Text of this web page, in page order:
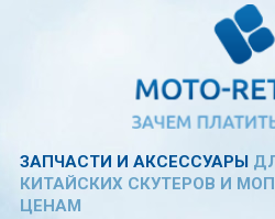
ЗАПЧАСТИ И АКСЕССУАРЫ
КИТАЙСКИХ СКУТЕРОВ И
ЦЕНАМ